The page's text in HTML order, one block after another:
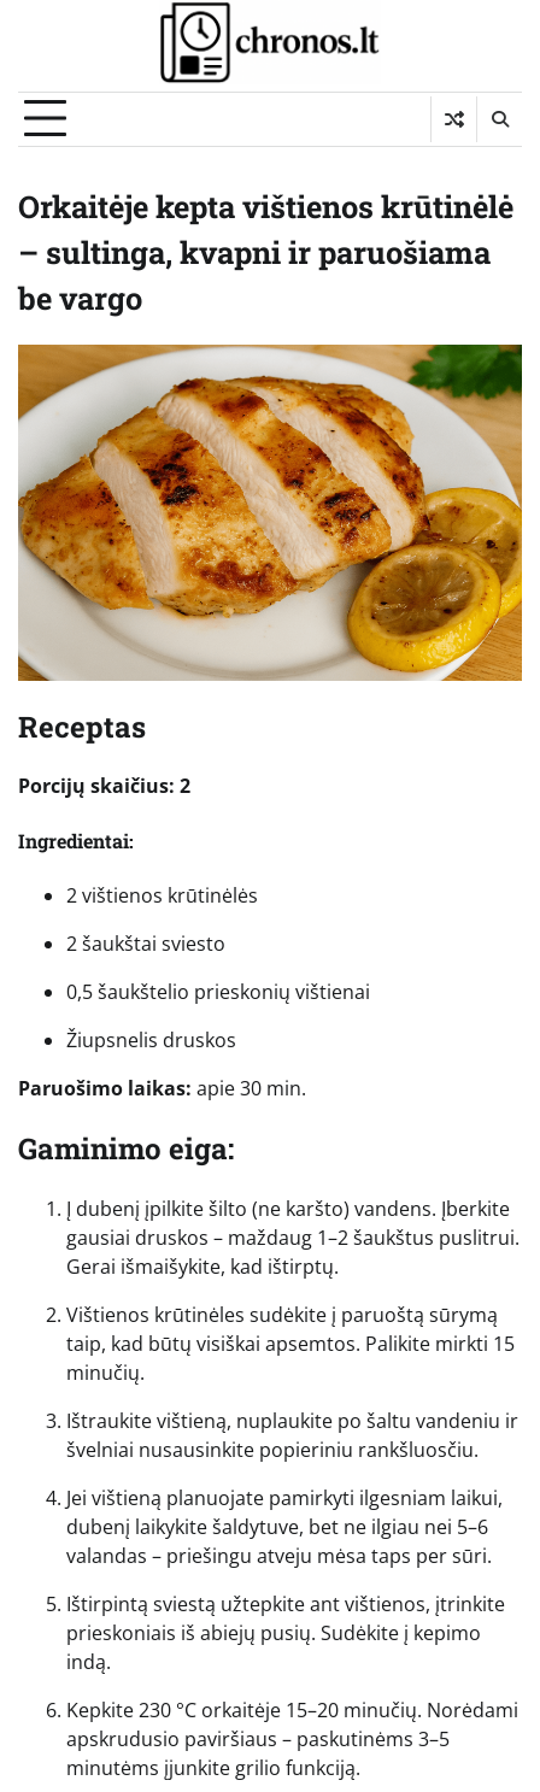
Orkaitėje kepta vištienos krūtinėlė
– sultinga, kvapni ir paruošiama
be vargo
Receptas
Porcijų skaičius: 2
Ingredientai:
2 vištienos krūtinėlės
2 šaukštai sviesto
0,5 šaukštelio prieskonių vištienai
Žiupsnelis druskos
Paruošimo laikas: apie 30 min.
Gaminimo eiga:
Į dubenį įpilkite šilto (ne karšto) vandens. Įberkite
gausiai druskos – maždaug 1–2 šaukštus puslitrui.
Gerai išmaišykite, kad ištirptų.
Vištienos krūtinėles sudėkite į paruoštą sūrymą
taip, kad būtų visiškai apsemtos. Palikite mirkti 15
minučių.
Ištraukite vištieną, nuplaukite po šaltu vandeniu ir
švelniai nusausinkite popieriniu rankšluosčiu.
Jei vištieną planuojate pamirkyti ilgesniam laikui,
dubenį laikykite šaldytuve, bet ne ilgiau nei 5–6
valandas – priešingu atveju mėsa taps per sūri.
Ištirpintą sviestą užtepkite ant vištienos, įtrinkite
prieskoniais iš abiejų pusių. Sudėkite į kepimo
indą.
Kepkite 230 °C orkaitėje 15–20 minučių. Norėdami
apskrudusio paviršiaus – paskutinėms 3–5
minutėms įjunkite grilio funkciją.